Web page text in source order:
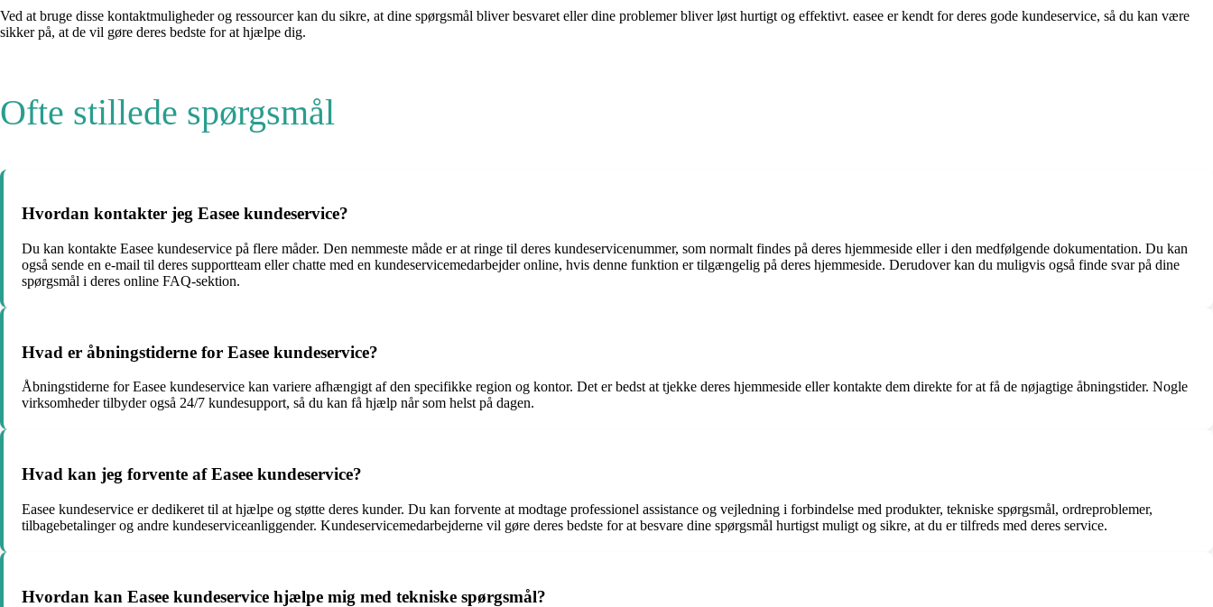
Ved at bruge disse kontaktmuligheder og ressourcer kan du sikre, at dine spørgsmål bliver besvaret eller dine problemer bliver løst hurtigt og effektivt. easee er kendt for deres gode kundeservice, så du kan være
sikker på, at de vil gøre deres bedste for at hjælpe dig.
Ofte stillede spørgsmål
Hvordan kontakter jeg Easee kundeservice?
Du kan kontakte Easee kundeservice på flere måder. Den nemmeste måde er at ringe til deres kundeservicenummer, som normalt findes på deres hjemmeside eller i den medfølgende dokumentation. Du kan
også sende en e-mail til deres supportteam eller chatte med en kundeservicemedarbejder online, hvis denne funktion er tilgængelig på deres hjemmeside. Derudover kan du muligvis også finde svar på dine
spørgsmål i deres online FAQ-sektion.
Hvad er åbningstiderne for Easee kundeservice?
Åbningstiderne for Easee kundeservice kan variere afhængigt af den specifikke region og kontor. Det er bedst at tjekke deres hjemmeside eller kontakte dem direkte for at få de nøjagtige åbningstider. Nogle
virksomheder tilbyder også 24/7 kundesupport, så du kan få hjælp når som helst på dagen.
Hvad kan jeg forvente af Easee kundeservice?
Easee kundeservice er dedikeret til at hjælpe og støtte deres kunder. Du kan forvente at modtage professionel assistance og vejledning i forbindelse med produkter, tekniske spørgsmål, ordreproblemer,
tilbagebetalinger og andre kundeserviceanliggender. Kundeservicemedarbejderne vil gøre deres bedste for at besvare dine spørgsmål hurtigst muligt og sikre, at du er tilfreds med deres service.
Hvordan kan Easee kundeservice hjælpe mig med tekniske spørgsmål?